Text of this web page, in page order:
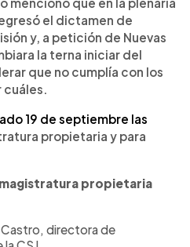
el dictamen de
y, a petición de Nuevas
la terna iniciar del
que no cumplía con los
cuáles.
19 de septiembre las
propietaria y para
propietaria
Castro, directora de